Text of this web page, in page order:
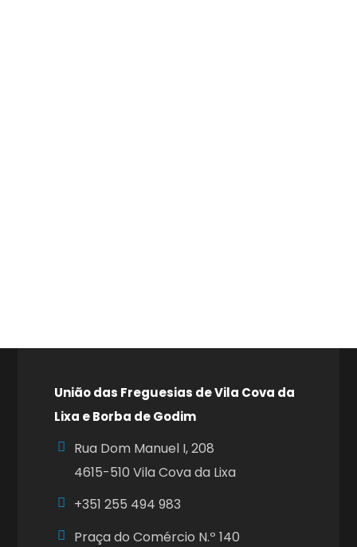
União das Freguesias de Vila Cova da
Lixa e Borba de Godim
Rua Dom Manuel I, 208
4615-510 Vila Cova da Lixa
+351255 494 983
Praça do Comércio N.º 140